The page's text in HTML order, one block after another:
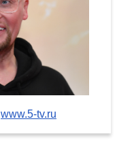
www.5-tv.ru